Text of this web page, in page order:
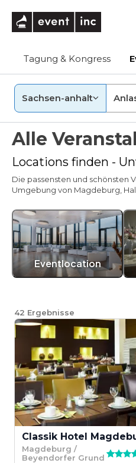
Tagung & Kongress
Sachsen-anhalt
Alle
Locations finden -
Die passensten und schönsten
Umgebung von Magdeburg,
Eventlocation
42 Ergebnisse
Classik Hotel
Magdeburg /
Beyendorfer Grund